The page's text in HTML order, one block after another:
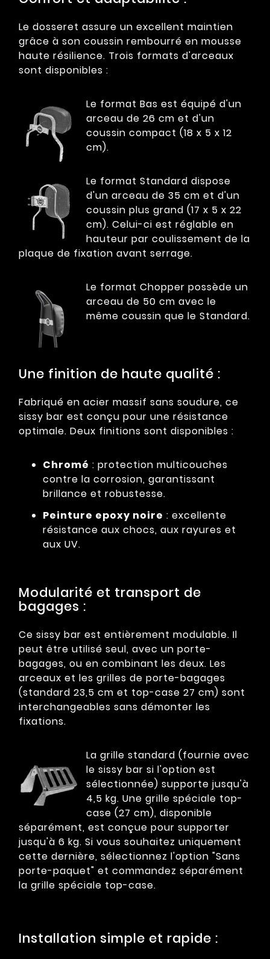
Le dosseret assure un excellent maintien
grâce à son coussin rembourré en mousse
haute résilience. Trois formats d'arceaux
sont disponibles :
Le format Bas est équipé d'un
arceau de 26 cm et d'un
coussin compact (18 x 5 x 12
cm).
Le format Standard dispose
d'un arceau de 35 cm et d'un
coussin plus grand (17 x 5 x 22
cm). Celui-ci est réglable en
hauteur par coulissement de la
plaque de fixation avant serrage.
Le format Chopper possède un
arceau de 50 cm avec le
même coussin que le Standard.
Une finition de haute qualité :
Fabriqué en acier massif sans soudure, ce
sissy bar est conçu pour une résistance
optimale. Deux finitions sont disponibles :
Chromé : protection multicouches
contre la corrosion, garantissant
brillance et robustesse.
Peinture epoxy noire : excellente
résistance aux chocs, aux rayures et
aux UV.
Modularité et transport de
bagages :
Ce sissy bar est entièrement modulable. Il
peut être utilisé seul, avec un porte-
bagages, ou en combinant les deux. Les
arceaux et les grilles de porte-bagages
(standard 23,5 cm et top-case 27 cm) sont
interchangeables sans démonter les
fixations.
La grille standard (fournie avec
le sissy bar si l'option est
sélectionnée) supporte jusqu'à
4,5 kg. Une grille spéciale top-
case (27 cm), disponible
séparément, est conçue pour supporter
jusqu'à 6 kg. Si vous souhaitez uniquement
cette dernière, sélectionnez l'option "Sans
porte-paquet" et commandez séparément
la grille spéciale top-case.
Installation simple et rapide :